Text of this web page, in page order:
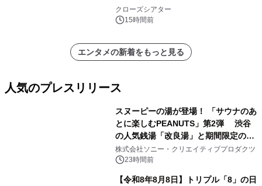
クローズシアター
15時間前
エンタメの新着をもっと見る
人気のプレスリリース
スヌーピーの湯が登場！ 「サウナのあ
とに楽しむPEANUTS」第2弾 渋谷
の人気銭湯「改良湯」と期間限定のコ
ラボレーション サウナイキタイコラ
ボグッズも発売決定！
株式会社ソニー・クリエイティブプロダクツ
23時間前
【令和8年8月8日】トリプル「8」の日